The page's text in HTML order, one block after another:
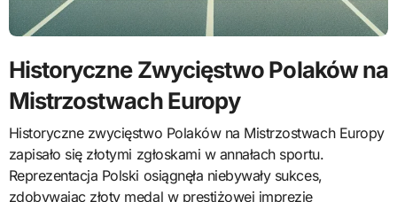
Historyczne Zwycięstwo Polaków na
Mistrzostwach Europy
Historyczne zwycięstwo Polaków na Mistrzostwach Europy
zapisało się złotymi zgłoskami w annałach sportu.
Reprezentacja Polski osiągnęła niebywały sukces,
zdobywając złoty medal w prestiżowej imprezie